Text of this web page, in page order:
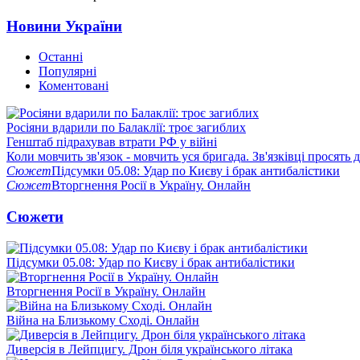
Новини України
Останні
Популярні
Коментовані
Росіяни вдарили по Балаклії: троє загиблих
Генштаб підрахував втрати РФ у війні
Коли мовчить зв'язок - мовчить уся бригада. Зв'язківці просять
СюжетПідсумки 05.08: Удар по Києву і брак антибалістики
СюжетВторгнення Росії в Україну. Онлайн
Сюжети
Підсумки 05.08: Удар по Києву і брак антибалістики
Вторгнення Росії в Україну. Онлайн
Війна на Близькому Сході. Онлайн
Диверсія в Лейпцигу. Дрон біля українського літака